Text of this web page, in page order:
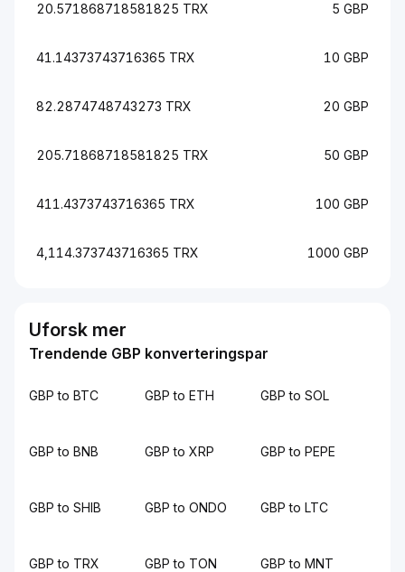
20.571868718581825 TRX 5 GBP
41.14373743716365 TRX 10 GBP
82.2874748743273 TRX 20 GBP
205.71868718581825 TRX 50 GBP
411.4373743716365 TRX 100 GBP
4,114.373743716365 TRX 1000 GBP
Uforsk mer
Trendende GBP konverteringspar
GBP to BTC GBP to ETH GBP to SOL
GBP to BNB GBP to XRP GBP to PEPE
GBP to SHIB GBP to ONDO GBP to LTC
GBP to TRX GBP to TON GBP to MNT